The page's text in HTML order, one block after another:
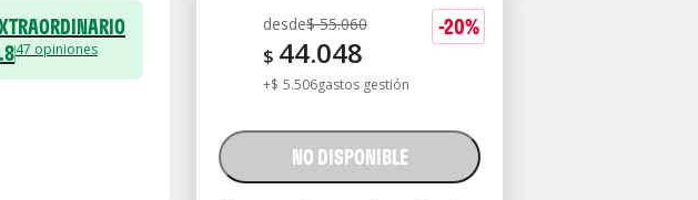
-20%
desde$ 55.060
$ 44.048
+$ 5.506gastos gestión
NO DISPONIBLE
47 opiniones